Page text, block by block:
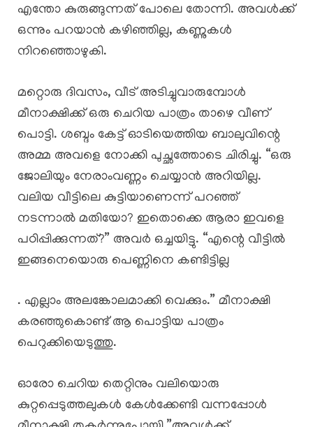
എന്തോ കുരുങ്ങുന്നത് പോലെ തോന്നി. അവൾക്ക്
ഒന്നും പറയാൻ കഴിഞ്ഞില്ല, കണ്ണുകൾ
നിറഞ്ഞൊഴുകി.
മറ്റൊരു ദിവസം, വീട് അടിച്ചുവാരുമ്പോൾ
മീനാക്ഷിക്ക് ഒരു ചെറിയ പാത്രം താഴെ വീണ്
പൊട്ടി. ശബ്ദം കേട്ട് ഓടിയെത്തിയ ബാലുവിന്റെ
അമ്മ അവളെ നോക്കി പുച്ഛത്തോടെ ചിരിച്ചു. “ഒരു
ജോലിയും നേരാംവണ്ണം ചെയ്യാൻ അറിയില്ല.
വലിയ വീട്ടിലെ കുട്ടിയാണെന്ന് പറഞ്ഞ്
നടന്നാൽ മതിയോ? ഇതൊക്കെ ആരാ ഇവളെ
പഠിപ്പിക്കുന്നത്?” അവർ ഒച്ചയിട്ടു. “എന്റെ വീട്ടിൽ
ഇങ്ങനെയൊരു പെണ്ണിനെ കണ്ടിട്ടില്ല
. എല്ലാം അലങ്കോലമാക്കി വെക്കും.” മീനാക്ഷി
കരഞ്ഞുകൊണ്ട് ആ പൊട്ടിയ പാത്രം
പെറുക്കിയെടുത്തു.
ഓരോ ചെറിയ തെറ്റിനും വലിയൊരു
കുറ്റപ്പെടുത്തലുകൾ കേൾക്കേണ്ടി വന്നപ്പോൾ